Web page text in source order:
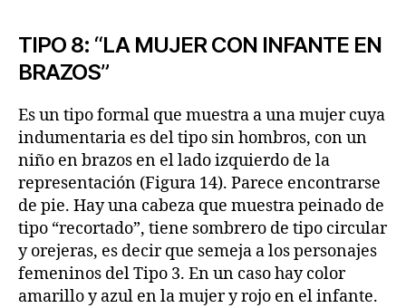
TIPO 8: “LA MUJER CON INFANTE EN
BRAZOS”
Es un tipo formal que muestra a una mujer cuya
indumentaria es del tipo sin hombros, con un
niño en brazos en el lado izquierdo de la
representación (Figura 14). Parece encontrarse
de pie. Hay una cabeza que muestra peinado de
tipo “recortado”, tiene sombrero de tipo circular
y orejeras, es decir que semeja a los personajes
femeninos del Tipo 3. En un caso hay color
amarillo y azul en la mujer y rojo en el infante.